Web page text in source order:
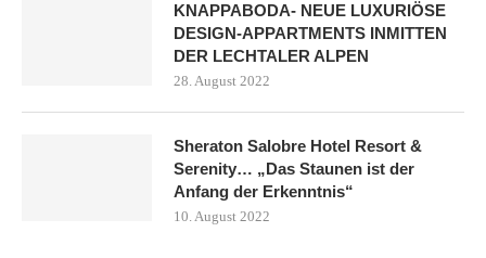
KNAPPABODA- NEUE LUXURIÖSE
DESIGN-APPARTMENTS INMITTEN
DER LECHTALER ALPEN
28. August 2022
Sheraton Salobre Hotel Resort &
Serenity… „Das Staunen ist der
Anfang der Erkenntnis“
10. August 2022